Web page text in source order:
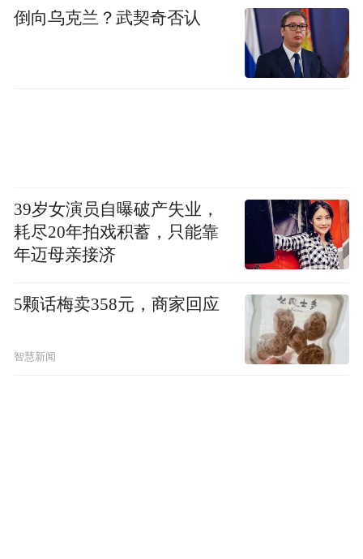
倒向乌克兰？武契奇否认
39岁女演员自曝破产失业，
耗尽20年拍戏积蓄，只能靠
年迈母亲接济
5颗话梅卖358元，商家回应
智慧新闻